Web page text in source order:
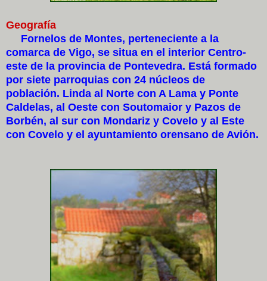
Geografía
Fornelos de Montes, perteneciente a la
comarca de Vigo, se situa en el interior Centro-
este de la provincia de Pontevedra. Está formado
por siete parroquias con 24 núcleos de
población. Linda al Norte con A Lama y Ponte
Caldelas, al Oeste con Soutomaior y Pazos de
Borbén, al sur con Mondariz y Covelo y al Este
con Covelo y el ayuntamiento orensano de Avión.